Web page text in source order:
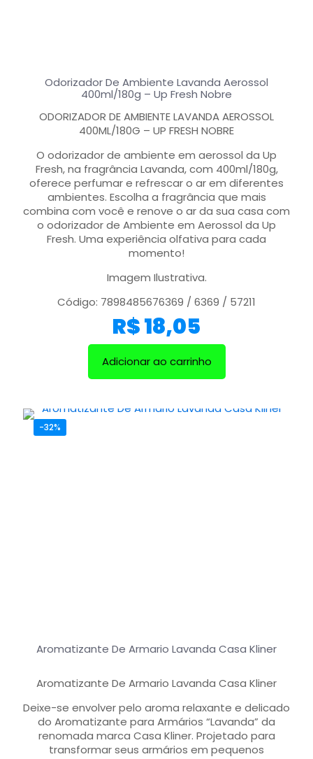
Odorizador De Ambiente Lavanda Aerossol
400ml/180g – Up Fresh Nobre
ODORIZADOR DE AMBIENTE LAVANDA AEROSSOL
400ML/180G – UP FRESH NOBRE
O odorizador de ambiente em aerossol da Up
Fresh, na fragrância Lavanda, com 400ml/180g,
oferece perfumar e refrescar o ar em diferentes
ambientes. Escolha a fragrância que mais
combina com você e renove o ar da sua casa com
o odorizador de Ambiente em Aerossol da Up
Fresh. Uma experiência olfativa para cada
momento!
Imagem Ilustrativa.
Código: 7898485676369 / 6369 / 57211
R$18,05
Adicionar ao carrinho
-32%
Aromatizante De Armario Lavanda Casa Kliner
Aromatizante De Armario Lavanda Casa Kliner
Deixe-se envolver pelo aroma relaxante e delicado
do Aromatizante para Armários “Lavanda” da
renomada marca Casa Kliner. Projetado para
transformar seus armários em pequenos